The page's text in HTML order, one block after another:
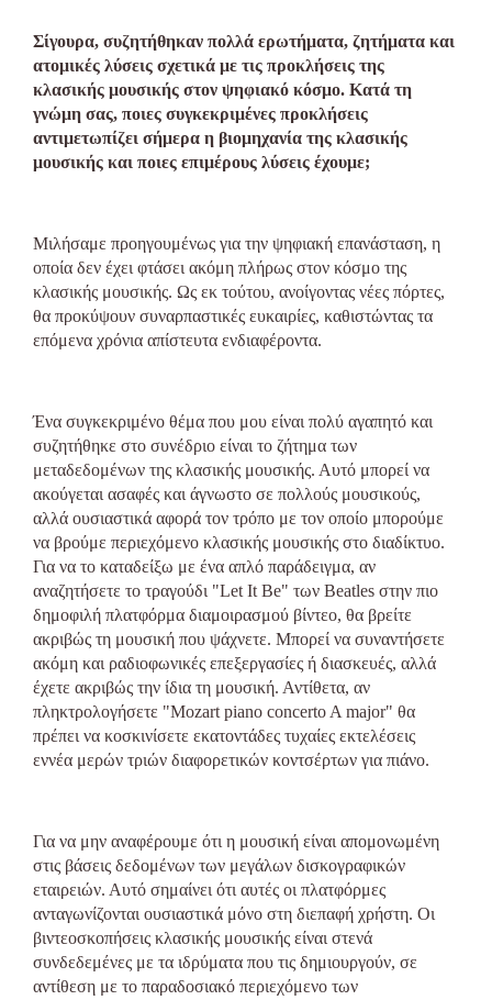
Σίγουρα, συζητήθηκαν πολλά ερωτήματα, ζητήματα και
ατομικές λύσεις σχετικά με τις προκλήσεις της
κλασικής μουσικής στον ψηφιακό κόσμο. Κατά τη
γνώμη σας, ποιες συγκεκριμένες προκλήσεις
αντιμετωπίζει σήμερα η βιομηχανία της κλασικής
μουσικής και ποιες επιμέρους λύσεις έχουμε;
Μιλήσαμε προηγουμένως για την ψηφιακή επανάσταση, η
οποία δεν έχει φτάσει ακόμη πλήρως στον κόσμο της
κλασικής μουσικής. Ως εκ τούτου, ανοίγοντας νέες πόρτες,
θα προκύψουν συναρπαστικές ευκαιρίες, καθιστώντας τα
επόμενα χρόνια απίστευτα ενδιαφέροντα.
Ένα συγκεκριμένο θέμα που μου είναι πολύ αγαπητό και
συζητήθηκε στο συνέδριο είναι το ζήτημα των
μεταδεδομένων της κλασικής μουσικής. Αυτό μπορεί να
ακούγεται ασαφές και άγνωστο σε πολλούς μουσικούς,
αλλά ουσιαστικά αφορά τον τρόπο με τον οποίο μπορούμε
να βρούμε περιεχόμενο κλασικής μουσικής στο διαδίκτυο.
Για να το καταδείξω με ένα απλό παράδειγμα, αν
αναζητήσετε το τραγούδι "Let It Be" των Beatles στην πιο
δημοφιλή πλατφόρμα διαμοιρασμού βίντεο, θα βρείτε
ακριβώς τη μουσική που ψάχνετε. Μπορεί να συναντήσετε
ακόμη και ραδιοφωνικές επεξεργασίες ή διασκευές, αλλά
έχετε ακριβώς την ίδια τη μουσική. Αντίθετα, αν
πληκτρολογήσετε "Mozart piano concerto A major" θα
πρέπει να κοσκινίσετε εκατοντάδες τυχαίες εκτελέσεις
εννέα μερών τριών διαφορετικών κοντσέρτων για πιάνο.
Για να μην αναφέρουμε ότι η μουσική είναι απομονωμένη
στις βάσεις δεδομένων των μεγάλων δισκογραφικών
εταιρειών. Αυτό σημαίνει ότι αυτές οι πλατφόρμες
ανταγωνίζονται ουσιαστικά μόνο στη διεπαφή χρήστη. Οι
βιντεοσκοπήσεις κλασικής μουσικής είναι στενά
συνδεδεμένες με τα ιδρύματα που τις δημιουργούν, σε
αντίθεση με το παραδοσιακό περιεχόμενο των